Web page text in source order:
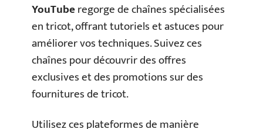
YouTuberegorge de chaînes spécialisées
en tricot, offrant tutoriels et astuces pour
améliorer vos techniques. Suivez ces
chaînes pour découvrir des offres
exclusives et des promotions sur des
fournitures de tricot.
Utilisez ces plateformes de manière